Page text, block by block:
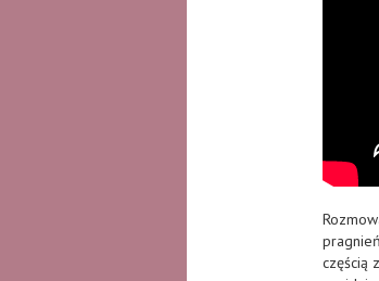
częścią